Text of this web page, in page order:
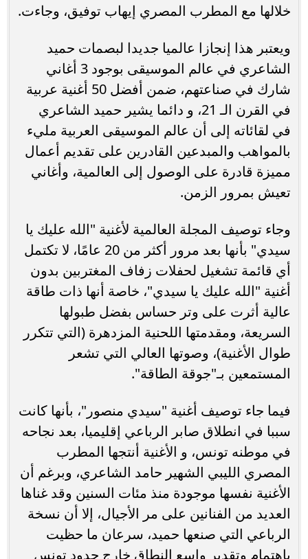
خلالها مع المطرب المصري إيهاب توفيق، وجاءت.
ويعتبر هذا إنجازا عالميا جديدا لبصمات حميد
الشاعري في عالم الموسيقى بوجود 3 أغاني
شارك في صناعتهم، ضمن أفضل 50 أغنية عربية
في القرن الـ 21، و دائما يشير حميد الشاعري
في لقائاته إلى أن عالم الموسيقى العربية مليء
بالمواهب والمبدعين القادرين على تقديم أعمال
مميزة قادرة على الوصول إلى العالمية، وأغاني
تعيش بمرور الزمن.
وجاء توصيف المجلة العالمية لأغنية "الله عليك يا
سيدي" بأنها بعد مرور أكثر من 20 عامًا، لا تكتمل
أي قائمة تشغيل لحفلات زفاف المغتربين بدون
أغنية "الله عليك يا سيدي"، خاصة أنها ذات طاقة
عالية أثرت على وتر حساس بفضل طبولها
السريعة، ومقدمتها اللحنية المزدهرة (التي تتكرر
طوال الأغنية)، وصوتها العالي التي تشعر
المستمعين بـ"جوقة الطاقة".
فيما جاء توصيف أغنية "سيدي منصور"، بأنها كانت
سببا في انطلاق صابر الرباعي إقليميا، بعد نجاحه
في موطنه تونس، و الأغنية أنتجها المطرب
المصري الليبي الشهير حامد الشاعري، وبرغم أن
الأغنية نفسها موجودة منذ مئات السنين وقد غناها
العديد من الفنانين على مر الأجيال، إلا أن نسخة
الرباعي التي صنعها حميد، سرعان ما حظيت
باهتمام وتقدير واسع النطاق خارج حدود تونس